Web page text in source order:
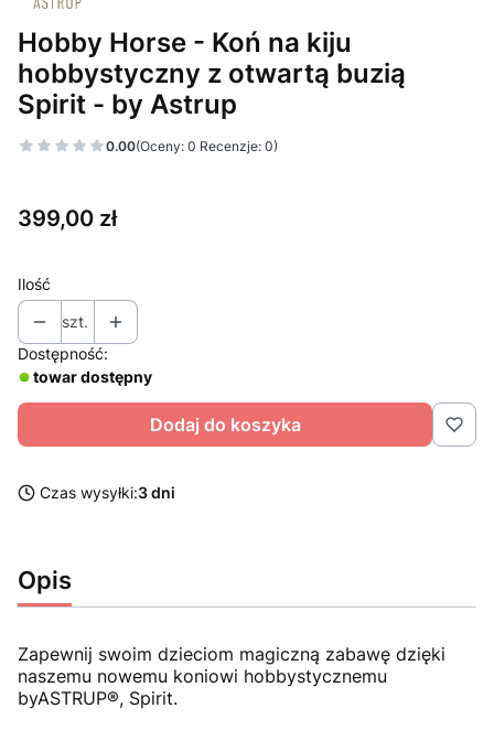
Hobby Horse - Koń na kiju
hobbystyczny z otwartą buzią
Spirit - by Astrup
0.00(Oceny: 0 Recenzje: 0)
Cena
399,00 zł
Ilość
szt.
Dostępność:
towar dostępny
Dodaj do koszyka
Czas wysyłki:3 dni
Opis
Zapewnij swoim dzieciom magiczną zabawę dzięki
naszemu nowemu koniowi hobbystycznemu
byASTRUP®, Spirit.